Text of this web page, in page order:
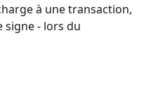
à une transaction,
signe - lors du